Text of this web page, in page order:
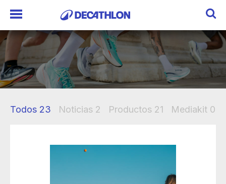
Todos 23 Noticias 2 Productos 21 Mediakit 0